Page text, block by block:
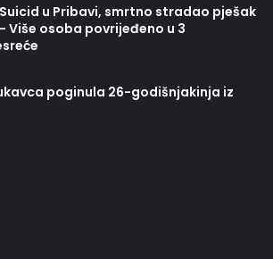
u Pribavi, smrtno stradao pješak
Više osoba povrijeđeno u 3
poginula 26-godišnjakinja iz